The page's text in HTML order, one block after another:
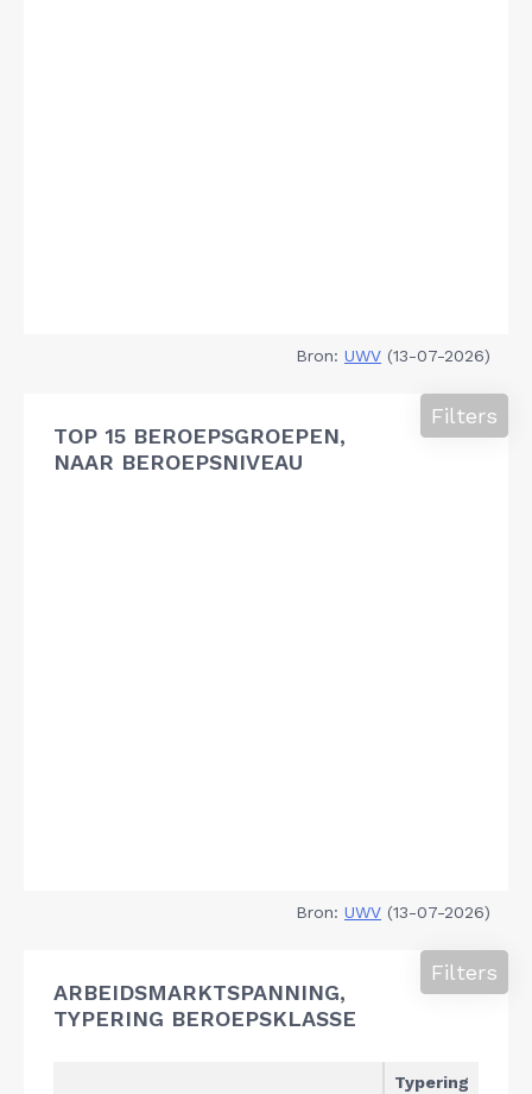
Bron: UWV (13-07-2026)
TOP 15 BEROEPSGROEPEN,
NAAR BEROEPSNIVEAU
Filters
Bron: UWV (13-07-2026)
ARBEIDSMARKTSPANNING,
TYPERING BEROEPSKLASSE
Filters